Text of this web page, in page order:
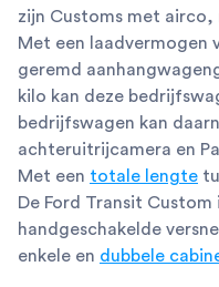
zijn Customs met
Met een laadvermogen
geremd
kilo kan deze
bedrijfswagen kan
achteruitrijcamera en
Met een totale lengte
De Ford Transit Custom
handgeschakelde
enkele en dubbele